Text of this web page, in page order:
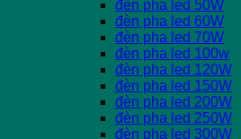
đèn pha led 50W
đèn pha led 60W
đèn pha led 70W
đèn pha led 100w
đèn pha led 120W
đèn pha led 150W
đèn pha led 200W
đèn pha led 250W
đèn pha led 300W